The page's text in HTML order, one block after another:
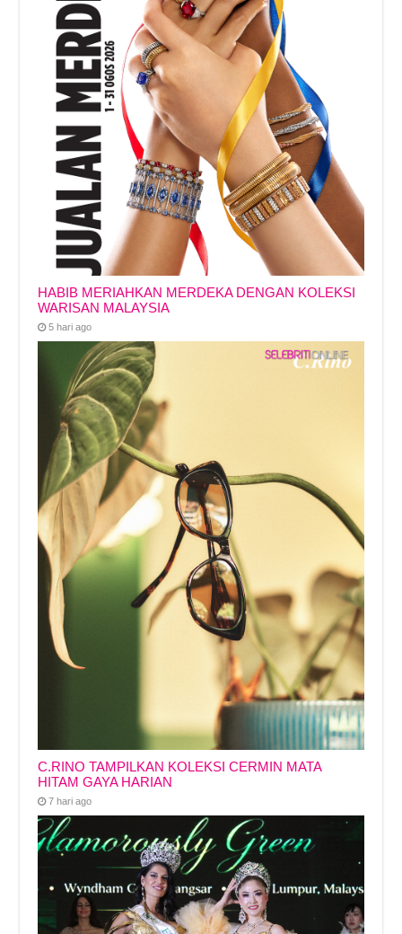
HABIB MERIAHKAN MERDEKA DENGAN KOLEKSI
WARISAN MALAYSIA
5 hari ago
C.RINO TAMPILKAN KOLEKSI CERMIN MATA
HITAM GAYA HARIAN
7 hari ago